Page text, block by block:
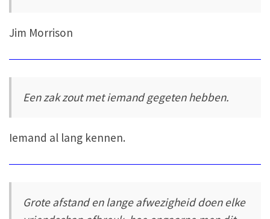
Jim Morrison
Een zak zout met iemand gegeten hebben.
Iemand al lang kennen.
Grote afstand en lange afwezigheid doen elke